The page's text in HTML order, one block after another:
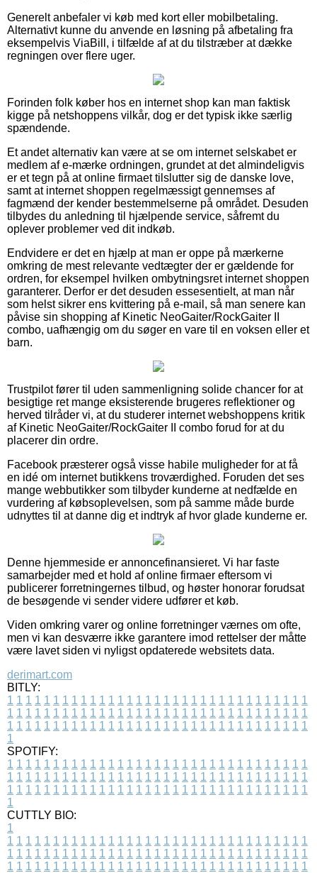
Generelt anbefaler vi køb med kort eller mobilbetaling.
Alternativt kunne du anvende en løsning på afbetaling fra
eksempelvis ViaBill, i tilfælde af at du tilstræber at dække
regningen over flere uger.
Forinden folk køber hos en internet shop kan man faktisk
kigge på netshoppens vilkår, dog er det typisk ikke særlig
spændende.
Et andet alternativ kan være at se om internet selskabet er
medlem af e-mærke ordningen, grundet at det almindeligvis
er et tegn på at online firmaet tilslutter sig de danske love,
samt at internet shoppen regelmæssigt gennemses af
fagmænd der kender bestemmelserne på området. Desuden
tilbydes du anledning til hjælpende service, såfremt du
oplever problemer ved dit indkøb.
Endvidere er det en hjælp at man er oppe på mærkerne
omkring de mest relevante vedtægter der er gældende for
ordren, for eksempel hvilken ombytningsret internet shoppen
garanterer. Derfor er det desuden essesentielt, at man når
som helst sikrer ens kvittering på e-mail, så man senere kan
påvise sin shopping af Kinetic NeoGaiter/RockGaiter II
combo, uafhængig om du søger en vare til en voksen eller et
barn.
Trustpilot fører til uden sammenligning solide chancer for at
besigtige ret mange eksisterende brugeres reflektioner og
herved tilråder vi, at du studerer internet webshoppens kritik
af Kinetic NeoGaiter/RockGaiter II combo forud for at du
placerer din ordre.
Facebook præsterer også visse habile muligheder for at få
en idé om internet butikkens troværdighed. Foruden det ses
mange webbutikker som tilbyder kunderne at nedfælde en
vurdering af købsoplevelsen, som på samme måde burde
udnyttes til at danne dig et indtryk af hvor glade kunderne er.
Denne hjemmeside er annoncefinansieret. Vi har faste
samarbejder med et hold af online firmaer eftersom vi
publicerer forretningernes tilbud, og høster honorar forudsat
de besøgende vi sender videre udfører et køb.
Viden omkring varer og online forretninger værnes om ofte,
men vi kan desværre ikke garantere imod rettelser der måtte
være lavet siden vi nyligst opdaterede websitets data.
derimart.com
BITLY:
1 1 1 1 1 1 1 1 1 1 1 1 1 1 1 1 1 1 1 1 1 1 1 1 1 1 1 1 1 1 1 1 1
1 1 1 1 1 1 1 1 1 1 1 1 1 1 1 1 1 1 1 1 1 1 1 1 1 1 1 1 1 1 1 1 1
1 1 1 1 1 1 1 1 1 1 1 1 1 1 1 1 1 1 1 1 1 1 1 1 1 1 1 1 1 1 1 1 1
1
SPOTIFY:
1 1 1 1 1 1 1 1 1 1 1 1 1 1 1 1 1 1 1 1 1 1 1 1 1 1 1 1 1 1 1 1 1
1 1 1 1 1 1 1 1 1 1 1 1 1 1 1 1 1 1 1 1 1 1 1 1 1 1 1 1 1 1 1 1 1
1 1 1 1 1 1 1 1 1 1 1 1 1 1 1 1 1 1 1 1 1 1 1 1 1 1 1 1 1 1 1 1 1
1
CUTTLY BIO:
1
1 1 1 1 1 1 1 1 1 1 1 1 1 1 1 1 1 1 1 1 1 1 1 1 1 1 1 1 1 1 1 1 1
1 1 1 1 1 1 1 1 1 1 1 1 1 1 1 1 1 1 1 1 1 1 1 1 1 1 1 1 1 1 1 1 1
1 1 1 1 1 1 1 1 1 1 1 1 1 1 1 1 1 1 1 1 1 1 1 1 1 1 1 1 1 1 1 1 1